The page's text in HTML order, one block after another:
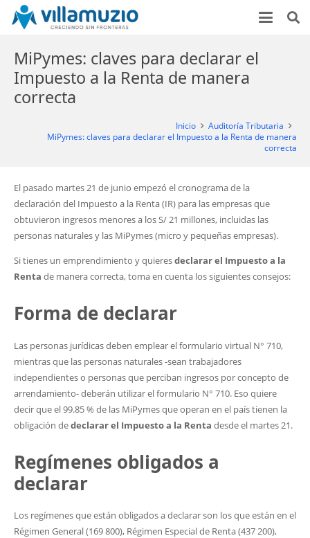
MiPymes: claves para declarar el
Impuesto a la Renta de manera
correcta
Inicio
Auditoría Tributaria
MiPymes: claves para declarar el Impuesto a la Renta de manera
correcta
El pasado martes 21 de junio empezó el cronograma de la
declaración del Impuesto a la Renta (IR) para las empresas que
obtuvieron ingresos menores a los S/ 21 millones, incluidas las
personas naturales y las MiPymes (micro y pequeñas empresas).
Si tienes un emprendimiento y quieresdeclarar el Impuesto a la
Renta de manera correcta, toma en cuenta los siguientes consejos:
Forma de declarar
Las personas jurídicas deben emplear el formulario virtual N° 710,
mientras que las personas naturales -sean trabajadores
independientes o personas que perciban ingresos por concepto de
arrendamiento- deberán utilizar el formulario N° 710. Eso quiere
decir que el 99.85 % de las MiPymes que operan en el país tienen la
obligación dedeclarar el Impuesto a la Renta desde el martes 21.
Regímenes obligados a
declarar
Los regímenes que están obligados a declarar son los que están en el
Régimen General (169 800), Régimen Especial de Renta (437 200),